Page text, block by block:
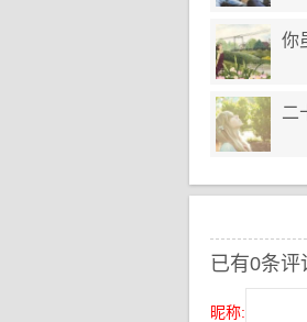
你
二
已有0条评
昵称: